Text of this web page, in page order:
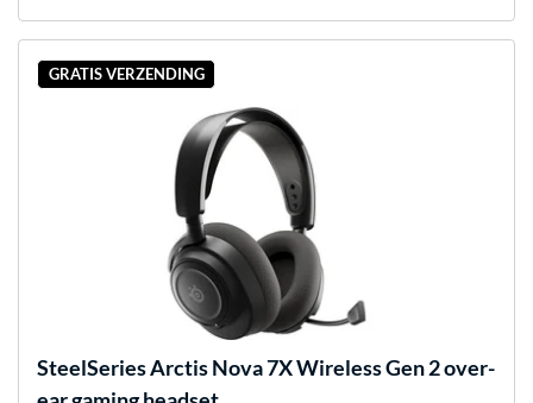
GRATIS VERZENDING
SteelSeriesArctis Nova 7X Wireless Gen 2 over-